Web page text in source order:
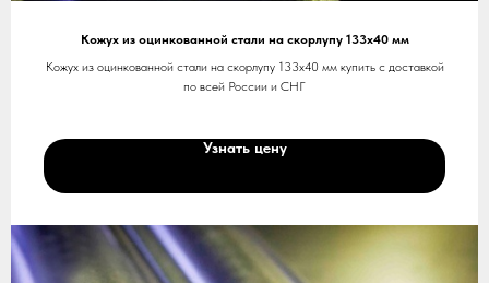
Кожух из оцинкованной стали на скорлупу 133х40 мм
Кожух из оцинкованной стали на скорлупу 133х40 мм купить с доставкой
по всей России и СНГ
Узнать цену